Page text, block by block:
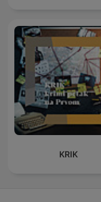
KRIK